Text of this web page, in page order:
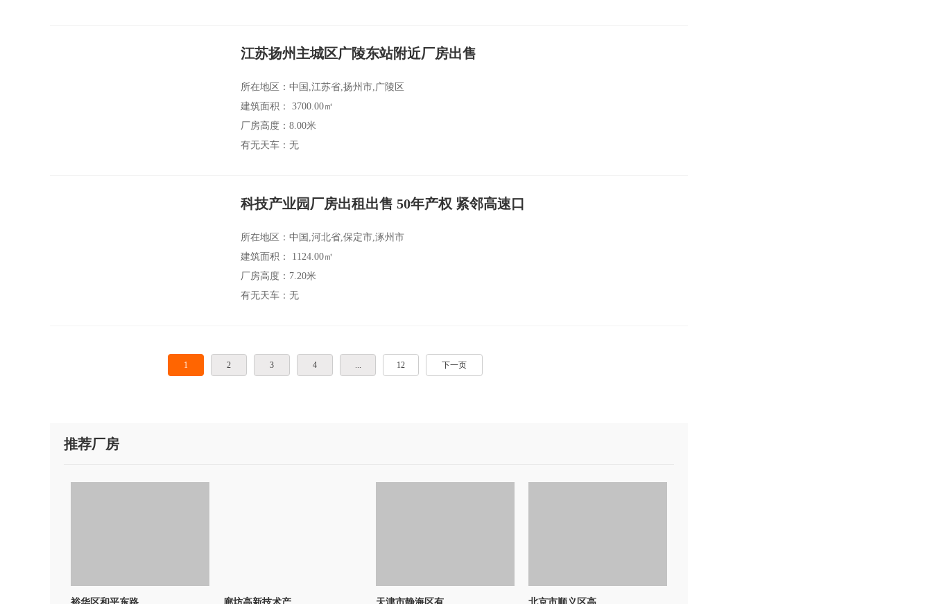
江苏扬州主城区广陵东站附近厂房出售
所在地区：中国,江苏省,扬州市,广陵区
建筑面积： 3700.00㎡
厂房高度：8.00米
有无天车：无
科技产业园厂房出租出售 50年产权 紧邻高速口
所在地区：中国,河北省,保定市,涿州市
建筑面积： 1124.00㎡
厂房高度：7.20米
有无天车：无
1 2 3 4 12 下一页
推荐厂房
裕华区和平东路.. 廊坊高新技术产.. 天津市静海区有.. 北京市顺义区高..